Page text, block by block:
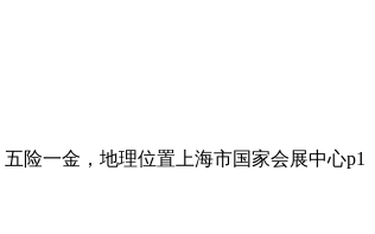
险一金，地理位置上海市国家会展中心p1